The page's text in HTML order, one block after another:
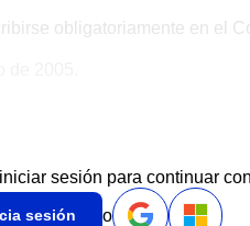
obligatoriamente en el
sesión para continuar
sesión o